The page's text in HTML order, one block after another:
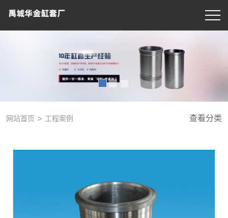
网站首页 > 工程案例 查看分类